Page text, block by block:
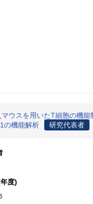
ウスを用いたT細胞の機能
の機能解析
研究代表者
度)